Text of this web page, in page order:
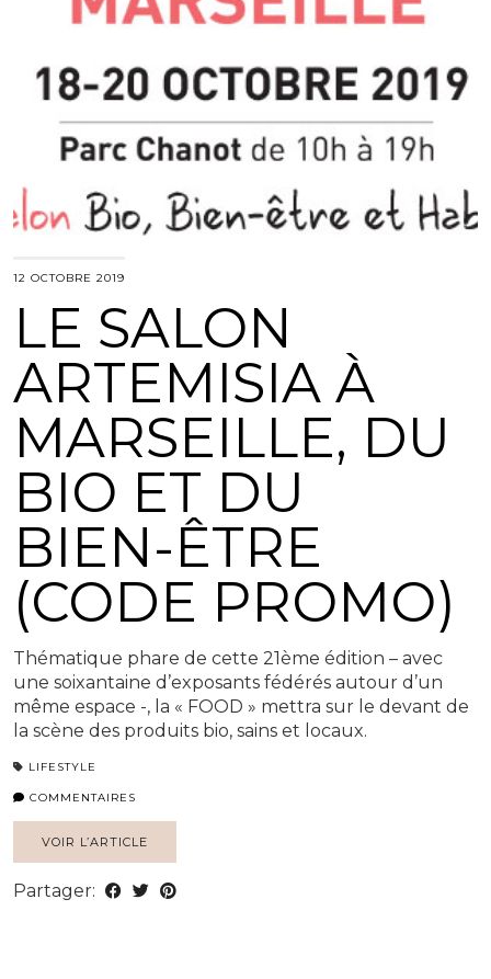
12 OCTOBRE 2019
LE SALON
ARTEMISIA À
MARSEILLE, DU
BIO ET DU
BIEN-ÊTRE
(CODE PROMO)
Thématique phare de cette 21ème édition – avec
une soixantaine d’exposants fédérés autour d’un
même espace -, la « FOOD » mettra sur le devant de
la scène des produits bio, sains et locaux.
LIFESTYLE
COMMENTAIRES
VOIR L’ARTICLE
Partager: